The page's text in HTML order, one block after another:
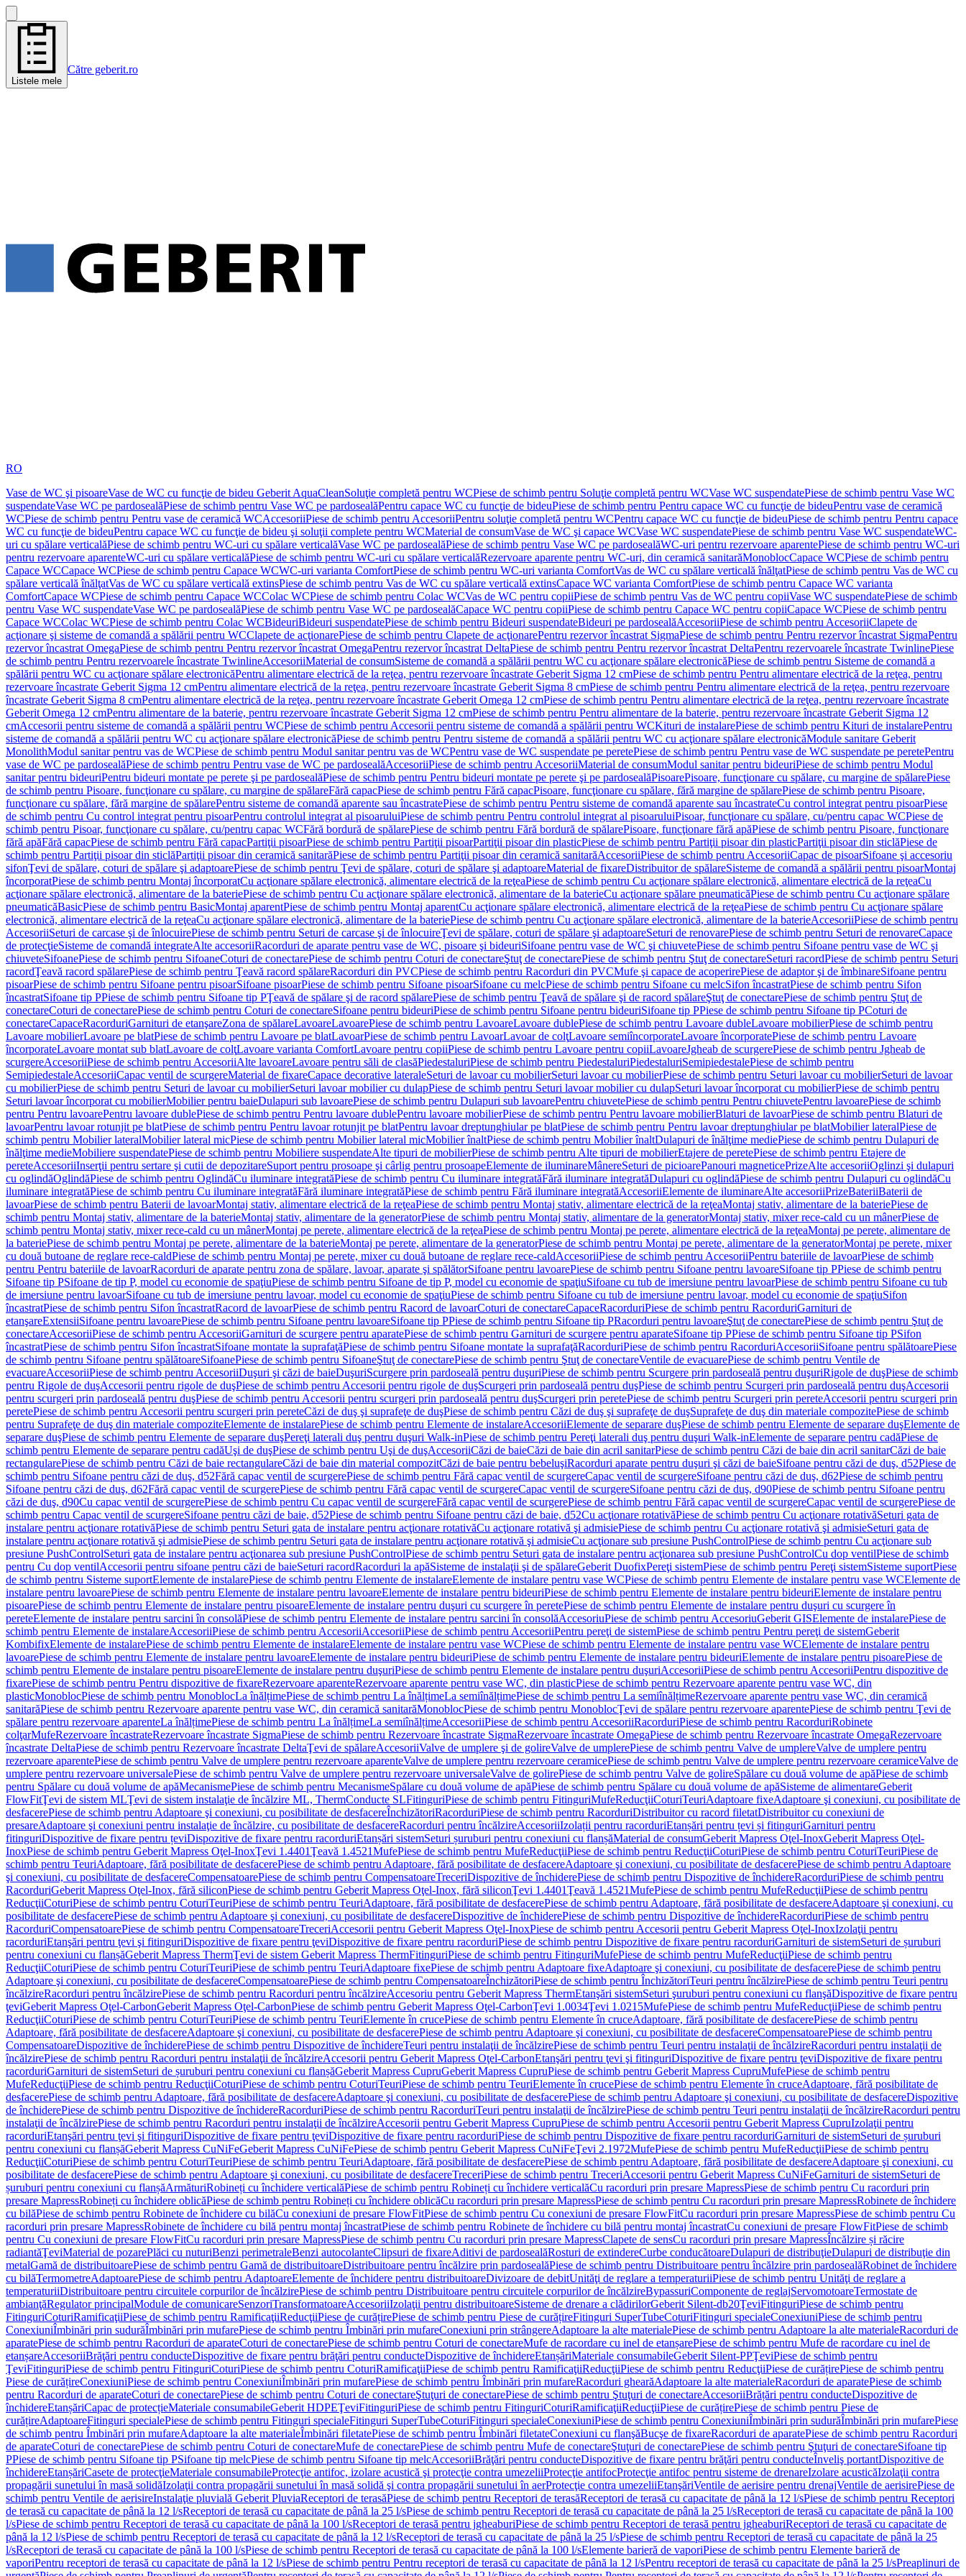
Listele mele
Către geberit.ro
RO
Vase de WC şi pisoareVase de WC cu funcţie de bideu Geberit AquaCleanSoluţie completă pentru WCPiese de schimb pentru Soluţie completă pentru WCVase WC suspendatePiese de schimb pentru Vase WC
suspendateVase WC pe pardosealăPiese de schimb pentru Vase WC pe pardosealăPentru capace WC cu funcţie de bideuPiese de schimb pentru Pentru capace WC cu funcţie de bideuPentru vase de ceramică
WCPiese de schimb pentru Pentru vase de ceramică WCAccesoriiPiese de schimb pentru AccesoriiPentru soluţie completă pentru WCPentru capace WC cu funcţie de bideuPiese de schimb pentru Pentru capace
WC cu funcţie de bideuPentru capace WC cu funcţie de bideu şi soluţii complete pentru WCMaterial de consumVase de WC şi capace WCVase WC suspendatePiese de schimb pentru Vase WC suspendateWC-
uri cu spălare verticalăPiese de schimb pentru WC-uri cu spălare verticalăVase WC pe pardosealăPiese de schimb pentru Vase WC pe pardosealăWC-uri pentru rezervoare aparentePiese de schimb pentru WC-uri
pentru rezervoare aparenteWC-uri cu spălare verticalăPiese de schimb pentru WC-uri cu spălare verticalăRezervoare aparente pentru WC-uri, din ceramică sanitarăMonoblocCapace WCPiese de schimb pentru
Capace WCCapace WCPiese de schimb pentru Capace WCWC-uri varianta ComfortPiese de schimb pentru WC-uri varianta ComfortVas de WC cu spălare verticală înălţatPiese de schimb pentru Vas de WC cu
spălare verticală înălţatVas de WC cu spălare verticală extinsPiese de schimb pentru Vas de WC cu spălare verticală extinsCapace WC varianta ComfortPiese de schimb pentru Capace WC varianta
ComfortCapace WCPiese de schimb pentru Capace WCColac WCPiese de schimb pentru Colac WCVas de WC pentru copiiPiese de schimb pentru Vas de WC pentru copiiVase WC suspendatePiese de schimb
pentru Vase WC suspendateVase WC pe pardosealăPiese de schimb pentru Vase WC pe pardosealăCapace WC pentru copiiPiese de schimb pentru Capace WC pentru copiiCapace WCPiese de schimb pentru
Capace WCColac WCPiese de schimb pentru Colac WCBideuriBideuri suspendatePiese de schimb pentru Bideuri suspendateBideuri pe pardosealăAccesoriiPiese de schimb pentru AccesoriiClapete de
acţionare şi sisteme de comandă a spălării pentru WCClapete de acţionarePiese de schimb pentru Clapete de acţionarePentru rezervor încastrat SigmaPiese de schimb pentru Pentru rezervor încastrat SigmaPentru
rezervor încastrat OmegaPiese de schimb pentru Pentru rezervor încastrat OmegaPentru rezervor încastrat DeltaPiese de schimb pentru Pentru rezervor încastrat DeltaPentru rezervoarele încastrate TwinlinePiese
de schimb pentru Pentru rezervoarele încastrate TwinlineAccesoriiMaterial de consumSisteme de comandă a spălării pentru WC cu acţionare spălare electronicăPiese de schimb pentru Sisteme de comandă a
spălării pentru WC cu acţionare spălare electronicăPentru alimentare electrică de la reţea, pentru rezervoare încastrate Geberit Sigma 12 cmPiese de schimb pentru Pentru alimentare electrică de la reţea, pentru
rezervoare încastrate Geberit Sigma 12 cmPentru alimentare electrică de la reţea, pentru rezervoare încastrate Geberit Sigma 8 cmPiese de schimb pentru Pentru alimentare electrică de la reţea, pentru rezervoare
încastrate Geberit Sigma 8 cmPentru alimentare electrică de la reţea, pentru rezervoare încastrate Geberit Omega 12 cmPiese de schimb pentru Pentru alimentare electrică de la reţea, pentru rezervoare încastrate
Geberit Omega 12 cmPentru alimentare de la baterie, pentru rezervoare încastrate Geberit Sigma 12 cmPiese de schimb pentru Pentru alimentare de la baterie, pentru rezervoare încastrate Geberit Sigma 12
cmAccesorii pentru sisteme de comandă a spălării pentru WCPiese de schimb pentru Accesorii pentru sisteme de comandă a spălării pentru WCKituri de instalarePiese de schimb pentru Kituri de instalarePentru
sisteme de comandă a spălării pentru WC cu acţionare spălare electronicăPiese de schimb pentru Pentru sisteme de comandă a spălării pentru WC cu acţionare spălare electronicăModule sanitare Geberit
MonolithModul sanitar pentru vas de WCPiese de schimb pentru Modul sanitar pentru vas de WCPentru vase de WC suspendate pe peretePiese de schimb pentru Pentru vase de WC suspendate pe peretePentru
vase de WC pe pardosealăPiese de schimb pentru Pentru vase de WC pe pardosealăAccesoriiPiese de schimb pentru AccesoriiMaterial de consumModul sanitar pentru bideuriPiese de schimb pentru Modul
sanitar pentru bideuriPentru bideuri montate pe perete şi pe pardosealăPiese de schimb pentru Pentru bideuri montate pe perete şi pe pardosealăPisoarePisoare, funcţionare cu spălare, cu margine de spălarePiese
de schimb pentru Pisoare, funcţionare cu spălare, cu margine de spălareFără capacPiese de schimb pentru Fără capacPisoare, funcţionare cu spălare, fără margine de spălarePiese de schimb pentru Pisoare,
funcţionare cu spălare, fără margine de spălarePentru sisteme de comandă aparente sau încastratePiese de schimb pentru Pentru sisteme de comandă aparente sau încastrateCu control integrat pentru pisoarPiese
de schimb pentru Cu control integrat pentru pisoarPentru controlul integrat al pisoaruluiPiese de schimb pentru Pentru controlul integrat al pisoaruluiPisoar, funcţionare cu spălare, cu/pentru capac WCPiese de
schimb pentru Pisoar, funcţionare cu spălare, cu/pentru capac WCFără bordură de spălarePiese de schimb pentru Fără bordură de spălarePisoare, funcţionare fără apăPiese de schimb pentru Pisoare, funcţionare
fără apăFără capacPiese de schimb pentru Fără capacPartiţii pisoarPiese de schimb pentru Partiţii pisoarPartiţii pisoar din plasticPiese de schimb pentru Partiţii pisoar din plasticPartiţii pisoar din sticlăPiese de
schimb pentru Partiţii pisoar din sticlăPartiţii pisoar din ceramică sanitarăPiese de schimb pentru Partiţii pisoar din ceramică sanitarăAccesoriiPiese de schimb pentru AccesoriiCapac de pisoarSifoane şi accesoriu
sifonŢevi de spălare, coturi de spălare şi adaptoarePiese de schimb pentru Ţevi de spălare, coturi de spălare şi adaptoareMaterial de fixareDistribuitor de spălareSisteme de comandă a spălării pentru pisoarMontaj
încorporatPiese de schimb pentru Montaj încorporatCu acţionare spălare electronică, alimentare electrică de la reţeaPiese de schimb pentru Cu acţionare spălare electronică, alimentare electrică de la reţeaCu
acţionare spălare electronică, alimentare de la bateriePiese de schimb pentru Cu acţionare spălare electronică, alimentare de la baterieCu acţionare spălare pneumaticăPiese de schimb pentru Cu acţionare spălare
pneumaticăBasicPiese de schimb pentru BasicMontaj aparentPiese de schimb pentru Montaj aparentCu acţionare spălare electronică, alimentare electrică de la reţeaPiese de schimb pentru Cu acţionare spălare
electronică, alimentare electrică de la reţeaCu acţionare spălare electronică, alimentare de la bateriePiese de schimb pentru Cu acţionare spălare electronică, alimentare de la baterieAccesoriiPiese de schimb pentru
AccesoriiSeturi de carcase şi de înlocuirePiese de schimb pentru Seturi de carcase şi de înlocuireŢevi de spălare, coturi de spălare şi adaptoareSeturi de renovarePiese de schimb pentru Seturi de renovareCapace
de protecţieSisteme de comandă integrateAlte accesoriiRacorduri de aparate pentru vase de WC, pisoare şi bideuriSifoane pentru vase de WC şi chiuvetePiese de schimb pentru Sifoane pentru vase de WC şi
chiuveteSifoanePiese de schimb pentru SifoaneCoturi de conectarePiese de schimb pentru Coturi de conectareŞtuţ de conectarePiese de schimb pentru Ştuţ de conectareSeturi racordPiese de schimb pentru Seturi
racordŢeavă racord spălarePiese de schimb pentru Ţeavă racord spălareRacorduri din PVCPiese de schimb pentru Racorduri din PVCMufe şi capace de acoperirePiese de adaptor şi de îmbinareSifoane pentru
pisoarPiese de schimb pentru Sifoane pentru pisoarSifoane pisoarPiese de schimb pentru Sifoane pisoarSifoane cu melcPiese de schimb pentru Sifoane cu melcSifon încastratPiese de schimb pentru Sifon
încastratSifoane tip PPiese de schimb pentru Sifoane tip PŢeavă de spălare şi de racord spălarePiese de schimb pentru Ţeavă de spălare şi de racord spălareŞtuţ de conectarePiese de schimb pentru Ştuţ de
conectareCoturi de conectarePiese de schimb pentru Coturi de conectareSifoane pentru bideuriPiese de schimb pentru Sifoane pentru bideuriSifoane tip PPiese de schimb pentru Sifoane tip PCoturi de
conectareCapaceRacorduriGarnituri de etanşareZona de spălareLavoareLavoarePiese de schimb pentru LavoareLavoare dublePiese de schimb pentru Lavoare dubleLavoare mobilierPiese de schimb pentru
Lavoare mobilierLavoare pe blatPiese de schimb pentru Lavoare pe blatLavoarPiese de schimb pentru LavoarLavoar de colţLavoare semiîncorporateLavoare încorporatePiese de schimb pentru Lavoare
încorporateLavoare montat sub blatLavoare de colţLavoare varianta ComfortLavoare pentru copiiPiese de schimb pentru Lavoare pentru copiiLavoareJgheab de scurgerePiese de schimb pentru Jgheab de
scurgereAccesoriiPiese de schimb pentru AccesoriiAlte lavoareLavoare pentru săli de clasăPiedestaluriPiese de schimb pentru PiedestaluriPiedestaluriSemipiedestalePiese de schimb pentru
SemipiedestaleAccesoriiCapac ventil de scurgereMaterial de fixareCapace decorative lateraleSeturi de lavoar cu mobilierSeturi lavoar cu mobilierPiese de schimb pentru Seturi lavoar cu mobilierSeturi de lavoar
cu mobilierPiese de schimb pentru Seturi de lavoar cu mobilierSeturi lavoar mobilier cu dulapPiese de schimb pentru Seturi lavoar mobilier cu dulapSeturi lavoar încorporat cu mobilierPiese de schimb pentru
Seturi lavoar încorporat cu mobilierMobilier pentru baieDulapuri sub lavoarePiese de schimb pentru Dulapuri sub lavoarePentru chiuvetePiese de schimb pentru Pentru chiuvetePentru lavoarePiese de schimb
pentru Pentru lavoarePentru lavoare dublePiese de schimb pentru Pentru lavoare dublePentru lavoare mobilierPiese de schimb pentru Pentru lavoare mobilierBlaturi de lavoarPiese de schimb pentru Blaturi de
lavoarPentru lavoar rotunjit pe blatPiese de schimb pentru Pentru lavoar rotunjit pe blatPentru lavoar dreptunghiular pe blatPiese de schimb pentru Pentru lavoar dreptunghiular pe blatMobilier lateralPiese de
schimb pentru Mobilier lateralMobilier lateral micPiese de schimb pentru Mobilier lateral micMobilier înaltPiese de schimb pentru Mobilier înaltDulapuri de înălţime mediePiese de schimb pentru Dulapuri de
înălţime medieMobiliere suspendatePiese de schimb pentru Mobiliere suspendateAlte tipuri de mobilierPiese de schimb pentru Alte tipuri de mobilierEtajere de peretePiese de schimb pentru Etajere de
pereteAccesoriiInserţii pentru sertare şi cutii de depozitareSuport pentru prosoape şi cârlig pentru prosoapeElemente de iluminareMânereSeturi de picioarePanouri magneticePrizeAlte accesoriiOglinzi şi dulapuri
cu oglindăOglindăPiese de schimb pentru OglindăCu iluminare integratăPiese de schimb pentru Cu iluminare integratăFără iluminare integratăDulapuri cu oglindăPiese de schimb pentru Dulapuri cu oglindăCu
iluminare integratăPiese de schimb pentru Cu iluminare integratăFără iluminare integratăPiese de schimb pentru Fără iluminare integratăAccesoriiElemente de iluminareAlte accesoriiPrizeBateriiBaterii de
lavoarPiese de schimb pentru Baterii de lavoarMontaj stativ, alimentare electrică de la reţeaPiese de schimb pentru Montaj stativ, alimentare electrică de la reţeaMontaj stativ, alimentare de la bateriePiese de
schimb pentru Montaj stativ, alimentare de la baterieMontaj stativ, alimentare de la generatorPiese de schimb pentru Montaj stativ, alimentare de la generatorMontaj stativ, mixer rece-cald cu un mânerPiese de
schimb pentru Montaj stativ, mixer rece-cald cu un mânerMontaj pe perete, alimentare electrică de la reţeaPiese de schimb pentru Montaj pe perete, alimentare electrică de la reţeaMontaj pe perete, alimentare de
la bateriePiese de schimb pentru Montaj pe perete, alimentare de la baterieMontaj pe perete, alimentare de la generatorPiese de schimb pentru Montaj pe perete, alimentare de la generatorMontaj pe perete, mixer
cu două butoane de reglare rece-caldPiese de schimb pentru Montaj pe perete, mixer cu două butoane de reglare rece-caldAccesoriiPiese de schimb pentru AccesoriiPentru bateriile de lavoarPiese de schimb
pentru Pentru bateriile de lavoarRacorduri de aparate pentru zona de spălare, lavoar, aparate şi spălătorSifoane pentru lavoarePiese de schimb pentru Sifoane pentru lavoareSifoane tip PPiese de schimb pentru
Sifoane tip PSifoane de tip P, model cu economie de spaţiuPiese de schimb pentru Sifoane de tip P, model cu economie de spaţiuSifoane cu tub de imersiune pentru lavoarPiese de schimb pentru Sifoane cu tub
de imersiune pentru lavoarSifoane cu tub de imersiune pentru lavoar, model cu economie de spaţiuPiese de schimb pentru Sifoane cu tub de imersiune pentru lavoar, model cu economie de spaţiuSifon
încastratPiese de schimb pentru Sifon încastratRacord de lavoarPiese de schimb pentru Racord de lavoarCoturi de conectareCapaceRacorduriPiese de schimb pentru RacorduriGarnituri de
etanşareExtensiiSifoane pentru lavoarePiese de schimb pentru Sifoane pentru lavoareSifoane tip PPiese de schimb pentru Sifoane tip PRacorduri pentru lavoareŞtuţ de conectarePiese de schimb pentru Ştuţ de
conectareAccesoriiPiese de schimb pentru AccesoriiGarnituri de scurgere pentru aparatePiese de schimb pentru Garnituri de scurgere pentru aparateSifoane tip PPiese de schimb pentru Sifoane tip PSifon
încastratPiese de schimb pentru Sifon încastratSifoane montate la suprafaţăPiese de schimb pentru Sifoane montate la suprafaţăRacorduriPiese de schimb pentru RacorduriAccesoriiSifoane pentru spălătoarePiese
de schimb pentru Sifoane pentru spălătoareSifoanePiese de schimb pentru SifoaneŞtuţ de conectarePiese de schimb pentru Ştuţ de conectareVentile de evacuarePiese de schimb pentru Ventile de
evacuareAccesoriiPiese de schimb pentru AccesoriiDuşuri şi căzi de baieDuşuriScurgere prin pardoseală pentru duşuriPiese de schimb pentru Scurgere prin pardoseală pentru duşuriRigole de duşPiese de schimb
pentru Rigole de duşAccesorii pentru rigole de duşPiese de schimb pentru Accesorii pentru rigole de duşScurgeri prin pardoseală pentru duşPiese de schimb pentru Scurgeri prin pardoseală pentru duşAccesorii
pentru scurgeri prin pardoseală pentru duşPiese de schimb pentru Accesorii pentru scurgeri prin pardoseală pentru duşScurgeri prin peretePiese de schimb pentru Scurgeri prin pereteAccesorii pentru scurgeri prin
peretePiese de schimb pentru Accesorii pentru scurgeri prin pereteCăzi de duş şi suprafeţe de duşPiese de schimb pentru Căzi de duş şi suprafeţe de duşSuprafeţe de duş din materiale compozitePiese de schimb
pentru Suprafeţe de duş din materiale compoziteElemente de instalarePiese de schimb pentru Elemente de instalareAccesoriiElemente de separare duşPiese de schimb pentru Elemente de separare duşElemente de
separare duşPiese de schimb pentru Elemente de separare duşPereţi laterali duş pentru duşuri Walk-inPiese de schimb pentru Pereţi laterali duş pentru duşuri Walk-inElemente de separare pentru cadăPiese de
schimb pentru Elemente de separare pentru cadăUşi de duşPiese de schimb pentru Uşi de duşAccesoriiCăzi de baieCăzi de baie din acril sanitarPiese de schimb pentru Căzi de baie din acril sanitarCăzi de baie
rectangularePiese de schimb pentru Căzi de baie rectangulareCăzi de baie din material compozitCăzi de baie pentru bebeluşiRacorduri aparate pentru duşuri şi căzi de baieSifoane pentru căzi de duş, d52Piese de
schimb pentru Sifoane pentru căzi de duş, d52Fără capac ventil de scurgerePiese de schimb pentru Fără capac ventil de scurgereCapac ventil de scurgereSifoane pentru căzi de duş, d62Piese de schimb pentru
Sifoane pentru căzi de duş, d62Fără capac ventil de scurgerePiese de schimb pentru Fără capac ventil de scurgereCapac ventil de scurgereSifoane pentru căzi de duş, d90Piese de schimb pentru Sifoane pentru
căzi de duş, d90Cu capac ventil de scurgerePiese de schimb pentru Cu capac ventil de scurgereFără capac ventil de scurgerePiese de schimb pentru Fără capac ventil de scurgereCapac ventil de scurgerePiese de
schimb pentru Capac ventil de scurgereSifoane pentru căzi de baie, d52Piese de schimb pentru Sifoane pentru căzi de baie, d52Cu acţionare rotativăPiese de schimb pentru Cu acţionare rotativăSeturi gata de
instalare pentru acţionare rotativăPiese de schimb pentru Seturi gata de instalare pentru acţionare rotativăCu acţionare rotativă şi admisiePiese de schimb pentru Cu acţionare rotativă şi admisieSeturi gata de
instalare pentru acţionare rotativă şi admisiePiese de schimb pentru Seturi gata de instalare pentru acţionare rotativă şi admisieCu acţionare sub presiune PushControlPiese de schimb pentru Cu acţionare sub
presiune PushControlSeturi gata de instalare pentru acţionarea sub presiune PushControlPiese de schimb pentru Seturi gata de instalare pentru acţionarea sub presiune PushControlCu dop ventilPiese de schimb
pentru Cu dop ventilAccesorii pentru sifoane pentru căzi de baieSeturi racordRacorduri la apăSisteme de instalaţii şi de spălareGeberit DuofixPereţi sistemPiese de schimb pentru Pereţi sistemSisteme suportPiese
de schimb pentru Sisteme suportElemente de instalarePiese de schimb pentru Elemente de instalareElemente de instalare pentru vase WCPiese de schimb pentru Elemente de instalare pentru vase WCElemente de
instalare pentru lavoarePiese de schimb pentru Elemente de instalare pentru lavoareElemente de instalare pentru bideuriPiese de schimb pentru Elemente de instalare pentru bideuriElemente de instalare pentru
pisoarePiese de schimb pentru Elemente de instalare pentru pisoareElemente de instalare pentru duşuri cu scurgere în peretePiese de schimb pentru Elemente de instalare pentru duşuri cu scurgere în
pereteElemente de instalare pentru sarcini în consolăPiese de schimb pentru Elemente de instalare pentru sarcini în consolăAccesoriuPiese de schimb pentru AccesoriuGeberit GISElemente de instalarePiese de
schimb pentru Elemente de instalareAccesoriiPiese de schimb pentru AccesoriiAccesoriiPiese de schimb pentru AccesoriiPentru pereţi de sistemPiese de schimb pentru Pentru pereţi de sistemGeberit
KombifixElemente de instalarePiese de schimb pentru Elemente de instalareElemente de instalare pentru vase WCPiese de schimb pentru Elemente de instalare pentru vase WCElemente de instalare pentru
lavoarePiese de schimb pentru Elemente de instalare pentru lavoareElemente de instalare pentru bideuriPiese de schimb pentru Elemente de instalare pentru bideuriElemente de instalare pentru pisoarePiese de
schimb pentru Elemente de instalare pentru pisoareElemente de instalare pentru duşuriPiese de schimb pentru Elemente de instalare pentru duşuriAccesoriiPiese de schimb pentru AccesoriiPentru dispozitive de
fixarePiese de schimb pentru Pentru dispozitive de fixareRezervoare aparenteRezervoare aparente pentru vase WC, din plasticPiese de schimb pentru Rezervoare aparente pentru vase WC, din
plasticMonoblocPiese de schimb pentru MonoblocLa înălțimePiese de schimb pentru La înălțimeLa semiînălțimePiese de schimb pentru La semiînălțimeRezervoare aparente pentru vase WC, din ceramică
sanitarăPiese de schimb pentru Rezervoare aparente pentru vase WC, din ceramică sanitarăMonoblocPiese de schimb pentru MonoblocŢevi de spălare pentru rezervoare aparentePiese de schimb pentru Ţevi de
spălare pentru rezervoare aparenteLa înălțimePiese de schimb pentru La înălțimeLa semiînălțimeAccesoriiPiese de schimb pentru AccesoriiRacorduriPiese de schimb pentru RacorduriRobinete
colţarMufeRezervoare încastrateRezervoare încastrate SigmaPiese de schimb pentru Rezervoare încastrate SigmaRezervoare încastrate OmegaPiese de schimb pentru Rezervoare încastrate OmegaRezervoare
încastrate DeltaPiese de schimb pentru Rezervoare încastrate DeltaŢevi de spălareAccesoriiValve de umplere şi de golireValve de umplerePiese de schimb pentru Valve de umplereValve de umplere pentru
rezervoare aparentePiese de schimb pentru Valve de umplere pentru rezervoare aparenteValve de umplere pentru rezervoare ceramicePiese de schimb pentru Valve de umplere pentru rezervoare ceramiceValve de
umplere pentru rezervoare universalePiese de schimb pentru Valve de umplere pentru rezervoare universaleValve de golirePiese de schimb pentru Valve de golireSpălare cu două volume de apăPiese de schimb
pentru Spălare cu două volume de apăMecanismePiese de schimb pentru MecanismeSpălare cu două volume de apăPiese de schimb pentru Spălare cu două volume de apăSisteme de alimentareGeberit
FlowFitŢevi de sistem MLŢevi de sistem instalaţie de încălzire ML, ThermConducte SLFitinguriPiese de schimb pentru FitinguriMufeReducţiiCoturiTeuriAdaptoare fixeAdaptoare şi conexiuni, cu posibilitate de
desfacerePiese de schimb pentru Adaptoare şi conexiuni, cu posibilitate de desfacereÎnchizătoriRacorduriPiese de schimb pentru RacorduriDistribuitor cu racord filetatDistribuitor cu conexiuni de
presareAdaptoare şi conexiuni pentru instalaţie de încălzire, cu posibilitate de desfacereRacorduri pentru încălzireAccesoriiIzolații pentru racorduriEtanșări pentru țevi și fitinguriGarnituri pentru
fitinguriDispozitive de fixare pentru țeviDispozitive de fixare pentru racorduriEtanșări sistemSeturi șuruburi pentru conexiuni cu flanșăMaterial de consumGeberit Mapress Oţel-InoxGeberit Mapress Oţel-
InoxPiese de schimb pentru Geberit Mapress Oţel-InoxŢevi 1.4401Ţeavă 1.4521MufePiese de schimb pentru MufeReducţiiPiese de schimb pentru ReducţiiCoturiPiese de schimb pentru CoturiTeuriPiese de
schimb pentru TeuriAdaptoare, fără posibilitate de desfacerePiese de schimb pentru Adaptoare, fără posibilitate de desfacereAdaptoare şi conexiuni, cu posibilitate de desfacerePiese de schimb pentru Adaptoare
şi conexiuni, cu posibilitate de desfacereCompensatoarePiese de schimb pentru CompensatoareTreceriDispozitive de închiderePiese de schimb pentru Dispozitive de închidereRacorduriPiese de schimb pentru
RacorduriGeberit Mapress Oţel-Inox, fără siliconPiese de schimb pentru Geberit Mapress Oţel-Inox, fără siliconŢevi 1.4401Ţeavă 1.4521MufePiese de schimb pentru MufeReducţiiPiese de schimb pentru
ReducţiiCoturiPiese de schimb pentru CoturiTeuriPiese de schimb pentru TeuriAdaptoare, fără posibilitate de desfacerePiese de schimb pentru Adaptoare, fără posibilitate de desfacereAdaptoare şi conexiuni, cu
posibilitate de desfacerePiese de schimb pentru Adaptoare şi conexiuni, cu posibilitate de desfacereDispozitive de închiderePiese de schimb pentru Dispozitive de închidereRacorduriPiese de schimb pentru
RacorduriCompensatoarePiese de schimb pentru CompensatoareTreceriAccesorii pentru Geberit Mapress Oţel-InoxPiese de schimb pentru Accesorii pentru Geberit Mapress Oţel-InoxIzolaţii pentru
racorduriEtanşări pentru ţevi şi fitinguriDispozitive de fixare pentru ţeviDispozitive de fixare pentru racorduriPiese de schimb pentru Dispozitive de fixare pentru racorduriGarnituri de sistemSeturi de șuruburi
pentru conexiuni cu flanșăGeberit Mapress ThermŢevi de sistem Geberit Mapress ThermFitinguriPiese de schimb pentru FitinguriMufePiese de schimb pentru MufeReducţiiPiese de schimb pentru
ReducţiiCoturiPiese de schimb pentru CoturiTeuriPiese de schimb pentru TeuriAdaptoare fixePiese de schimb pentru Adaptoare fixeAdaptoare şi conexiuni, cu posibilitate de desfacerePiese de schimb pentru
Adaptoare şi conexiuni, cu posibilitate de desfacereCompensatoarePiese de schimb pentru CompensatoareÎnchizătoriPiese de schimb pentru ÎnchizătoriTeuri pentru încălzirePiese de schimb pentru Teuri pentru
încălzireRacorduri pentru încălzirePiese de schimb pentru Racorduri pentru încălzireAccesoriu pentru Geberit Mapress ThermEtanşări sistemSeturi şuruburi pentru conexiuni cu flanşăDispozitive de fixare pentru
ţeviGeberit Mapress Oţel-CarbonGeberit Mapress Oţel-CarbonPiese de schimb pentru Geberit Mapress Oţel-CarbonŢevi 1.0034Ţevi 1.0215MufePiese de schimb pentru MufeReducţiiPiese de schimb pentru
ReducţiiCoturiPiese de schimb pentru CoturiTeuriPiese de schimb pentru TeuriElemente în crucePiese de schimb pentru Elemente în cruceAdaptoare, fără posibilitate de desfacerePiese de schimb pentru
Adaptoare, fără posibilitate de desfacereAdaptoare şi conexiuni, cu posibilitate de desfacerePiese de schimb pentru Adaptoare şi conexiuni, cu posibilitate de desfacereCompensatoarePiese de schimb pentru
CompensatoareDispozitive de închiderePiese de schimb pentru Dispozitive de închidereTeuri pentru instalaţii de încălzirePiese de schimb pentru Teuri pentru instalaţii de încălzireRacorduri pentru instalaţii de
încălzirePiese de schimb pentru Racorduri pentru instalaţii de încălzireAccesorii pentru Geberit Mapress Oţel-CarbonEtanşări pentru ţevi şi fitinguriDispozitive de fixare pentru ţeviDispozitive de fixare pentru
racorduriGarnituri de sistemSeturi de șuruburi pentru conexiuni cu flanșăGeberit Mapress CupruGeberit Mapress CupruPiese de schimb pentru Geberit Mapress CupruMufePiese de schimb pentru
MufeReducţiiPiese de schimb pentru ReducţiiCoturiPiese de schimb pentru CoturiTeuriPiese de schimb pentru TeuriElemente în crucePiese de schimb pentru Elemente în cruceAdaptoare, fără posibilitate de
desfacerePiese de schimb pentru Adaptoare, fără posibilitate de desfacereAdaptoare şi conexiuni, cu posibilitate de desfacerePiese de schimb pentru Adaptoare şi conexiuni, cu posibilitate de desfacereDispozitive
de închiderePiese de schimb pentru Dispozitive de închidereRacorduriPiese de schimb pentru RacorduriTeuri pentru instalaţii de încălzirePiese de schimb pentru Teuri pentru instalaţii de încălzireRacorduri pentru
instalaţii de încălzirePiese de schimb pentru Racorduri pentru instalaţii de încălzireAccesorii pentru Geberit Mapress CupruPiese de schimb pentru Accesorii pentru Geberit Mapress CupruIzolaţii pentru
racorduriEtanşări pentru ţevi şi fitinguriDispozitive de fixare pentru ţeviDispozitive de fixare pentru racorduriPiese de schimb pentru Dispozitive de fixare pentru racorduriGarnituri de sistemSeturi de șuruburi
pentru conexiuni cu flanșăGeberit Mapress CuNiFeGeberit Mapress CuNiFePiese de schimb pentru Geberit Mapress CuNiFeŢevi 2.1972MufePiese de schimb pentru MufeReducţiiPiese de schimb pentru
ReducţiiCoturiPiese de schimb pentru CoturiTeuriPiese de schimb pentru TeuriAdaptoare, fără posibilitate de desfacerePiese de schimb pentru Adaptoare, fără posibilitate de desfacereAdaptoare şi conexiuni, cu
posibilitate de desfacerePiese de schimb pentru Adaptoare şi conexiuni, cu posibilitate de desfacereTreceriPiese de schimb pentru TreceriAccesorii pentru Geberit Mapress CuNiFeGarnituri de sistemSeturi de
șuruburi pentru conexiuni cu flanșăArmăturiRobineți cu închidere verticalăPiese de schimb pentru Robineți cu închidere verticalăCu racorduri prin presare MapressPiese de schimb pentru Cu racorduri prin
presare MapressRobineți cu închidere oblicăPiese de schimb pentru Robineți cu închidere oblicăCu racorduri prin presare MapressPiese de schimb pentru Cu racorduri prin presare MapressRobinete de închidere
cu bilăPiese de schimb pentru Robinete de închidere cu bilăCu conexiuni de presare FlowFitPiese de schimb pentru Cu conexiuni de presare FlowFitCu racorduri prin presare MapressPiese de schimb pentru Cu
racorduri prin presare MapressRobinete de închidere cu bilă pentru montaj încastratPiese de schimb pentru Robinete de închidere cu bilă pentru montaj încastratCu conexiuni de presare FlowFitPiese de schimb
pentru Cu conexiuni de presare FlowFitCu racorduri prin presare MapressPiese de schimb pentru Cu racorduri prin presare MapressClapete de sensCu racorduri prin presare MapressÎncălzire și răcire
radiantăŢeviMaterial de pozarePlăci cu nuturiBenzi perimetraleBenzi autocolanteClipsuri de fixareAditivi de pardosealăRosturi de extindereCurbe conducătoareDulapuri de distribuţieDulapuri de distribuţie din
metalGamă de distribuitoarePiese de schimb pentru Gamă de distribuitoareDistribuitoare pentru încălzire prin pardosealăPiese de schimb pentru Distribuitoare pentru încălzire prin pardosealăRobinet de închidere
cu bilăTermometreAdaptoarePiese de schimb pentru AdaptoareElemente de închidere pentru distribuitoareDivizoare de debitUnităţi de reglare a temperaturiiPiese de schimb pentru Unităţi de reglare a
temperaturiiDistribuitoare pentru circuitele corpurilor de încălzirePiese de schimb pentru Distribuitoare pentru circuitele corpurilor de încălzireBypassuriComponente de reglajServomotoareTermostate de
ambianţăRegulator principalModule de comunicareSenzoriTransformatoareAccesoriiIzolaţii pentru distribuitoareSisteme de drenare a clădirilorGeberit Silent-db20ŢeviFitinguriPiese de schimb pentru
FitinguriCoturiRamificaţiiPiese de schimb pentru RamificaţiiReducţiiPiese de curățirePiese de schimb pentru Piese de curățireFitinguri SuperTubeCoturiFitinguri specialeConexiuniPiese de schimb pentru
ConexiuniÎmbinări prin sudurăÎmbinări prin mufarePiese de schimb pentru Îmbinări prin mufareConexiuni prin strângereAdaptoare la alte materialePiese de schimb pentru Adaptoare la alte materialeRacorduri de
aparatePiese de schimb pentru Racorduri de aparateCoturi de conectarePiese de schimb pentru Coturi de conectareMufe de racordare cu inel de etanșarePiese de schimb pentru Mufe de racordare cu inel de
etanșareAccesoriiBrăţări pentru conducteDispozitive de fixare pentru brăţări pentru conducteDispozitive de închidereEtanșăriMateriale consumabileGeberit Silent-PPŢeviPiese de schimb pentru
ŢeviFitinguriPiese de schimb pentru FitinguriCoturiPiese de schimb pentru CoturiRamificaţiiPiese de schimb pentru RamificaţiiReducţiiPiese de schimb pentru ReducţiiPiese de curățirePiese de schimb pentru
Piese de curățireConexiuniPiese de schimb pentru ConexiuniÎmbinări prin mufarePiese de schimb pentru Îmbinări prin mufareRacorduri ghearăAdaptoare la alte materialeRacorduri de aparatePiese de schimb
pentru Racorduri de aparateCoturi de conectarePiese de schimb pentru Coturi de conectareŞtuţuri de conectarePiese de schimb pentru Ştuţuri de conectareAccesoriiBrățări pentru conducteDispozitive de
închidereEtanșăriCapac de protecțieMateriale consumabileGeberit HDPEŢeviFitinguriPiese de schimb pentru FitinguriCoturiRamificaţiiReducţiiPiese de curățirePiese de schimb pentru Piese de
curățireAdaptoareFitinguri specialePiese de schimb pentru Fitinguri specialeFitinguri SuperTubeCoturiFitinguri specialeConexiuniPiese de schimb pentru ConexiuniÎmbinări prin sudurăÎmbinări prin mufarePiese
de schimb pentru Îmbinări prin mufareAdaptoare la alte materialeÎmbinări filetatePiese de schimb pentru Îmbinări filetateConexiuni cu flanşăBucşe de fixareRacorduri de aparatePiese de schimb pentru Racorduri
de aparateCoturi de conectarePiese de schimb pentru Coturi de conectareMufe de conectarePiese de schimb pentru Mufe de conectareŞtuţuri de conectarePiese de schimb pentru Ştuţuri de conectareSifoane tip
PPiese de schimb pentru Sifoane tip PSifoane tip melcPiese de schimb pentru Sifoane tip melcAccesoriiBrăţări pentru conducteDispozitive de fixare pentru brăţări pentru conducteÎnveliş portantDispozitive de
închidereEtanșăriCasete de protecţieMateriale consumabileProtecţie antifoc, izolare acustică şi protecţie contra umezeliiProtecţie antifocProtecţie antifoc pentru sisteme de drenareIzolare acusticăIzolaţii contra
propagării sunetului în masă solidăIzolaţii contra propagării sunetului în masă solidă şi contra propagării sunetului în aerProtecţie contra umezeliiEtanşăriVentile de aerisire pentru drenajVentile de aerisirePiese de
schimb pentru Ventile de aerisireInstalaţie pluvială Geberit PluviaReceptori de terasăPiese de schimb pentru Receptori de terasăReceptori de terasă cu capacitate de până la 12 l/sPiese de schimb pentru Receptori
de terasă cu capacitate de până la 12 l/sReceptori de terasă cu capacitate de până la 25 l/sPiese de schimb pentru Receptori de terasă cu capacitate de până la 25 l/sReceptori de terasă cu capacitate de până la 100
l/sPiese de schimb pentru Receptori de terasă cu capacitate de până la 100 l/sReceptori de terasă pentru jgheaburiPiese de schimb pentru Receptori de terasă pentru jgheaburiReceptori de terasă cu capacitate de
până la 12 l/sPiese de schimb pentru Receptori de terasă cu capacitate de până la 12 l/sReceptori de terasă cu capacitate de până la 25 l/sPiese de schimb pentru Receptori de terasă cu capacitate de până la 25
l/sReceptori de terasă cu capacitate de până la 100 l/sPiese de schimb pentru Receptori de terasă cu capacitate de până la 100 l/sElemente barieră de vaporiPiese de schimb pentru Elemente barieră de
vaporiPentru receptori de terasă cu capacitate de până la 12 l/sPiese de schimb pentru Pentru receptori de terasă cu capacitate de până la 12 l/sPentru receptori de terasă cu capacitate de până la 25 l/sPreaplinuri de